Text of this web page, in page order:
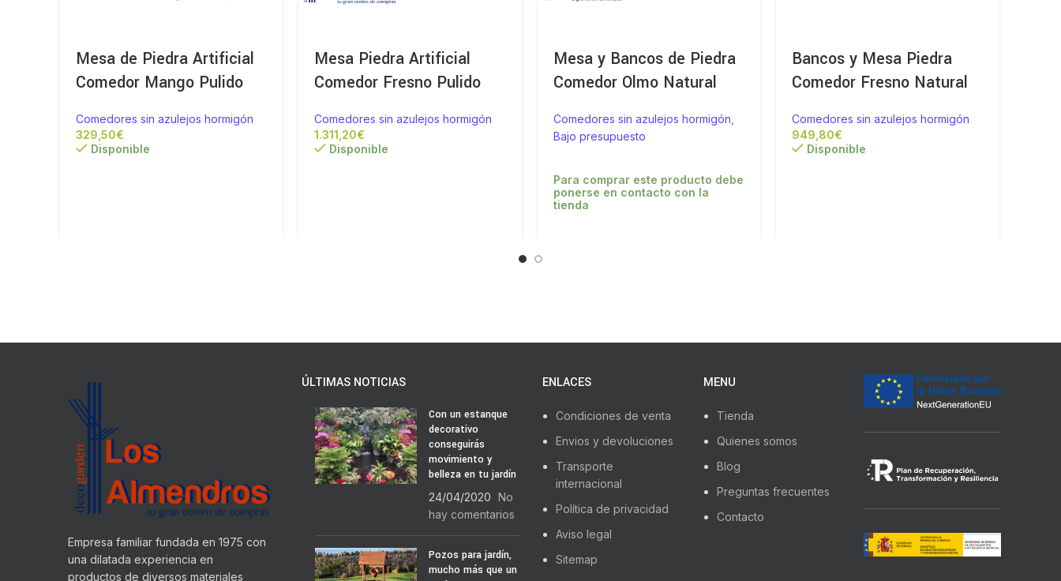
Mesa de Piedra Artificial
Comedor Mango Pulido
Comedores sin azulejos hormigón
€
Disponible
Mesa Piedra Artificial
Comedor Fresno Pulido
Comedores sin azulejos hormigón
€
Disponible
Mesa y Bancos de Piedra
Comedor Olmo Natural
Comedores sin azulejos hormigón
Bajo presupuesto
Para comprar este producto debe
ponerse en contacto con la
tienda
Bancos y Mesa Piedra
Comedor Fresno Natural
Comedores sin azulejos hormigón
€
Disponible
Empresa familiar fundada en 1975 con
una dilatada experiencia en
productos de diversos materiales
ÚLTIMAS NOTICIAS
Con un estanque
decorativo
conseguirás
movimiento y
belleza en tu jardín
24/04/2020 No
hay comentarios
Pozos para jardín,
mucho más que un
ENLACES
Condiciones de venta
Envios y devoluciones
Transporte
internacional
Política de privacidad
Aviso legal
Sitemap
MENU
Tienda
Quienes somos
Blog
Preguntas frecuentes
Contacto